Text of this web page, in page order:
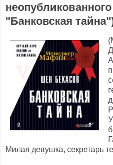
"Банковская
Милая девушка, секретарь